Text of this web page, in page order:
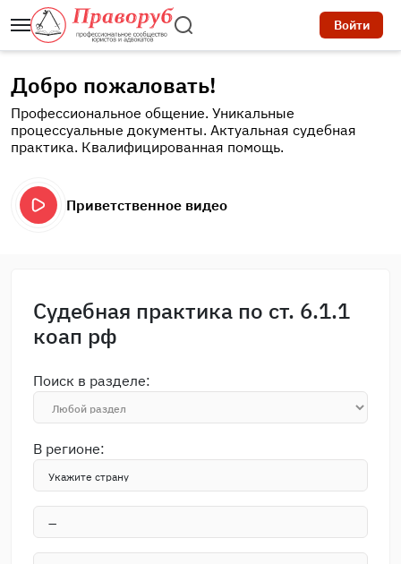
Войти
Добро пожаловать!
Профессиональное общение. Уникальные
процессуальные документы. Актуальная судебная
практика. Квалифицированная помощь.
Приветственное видео
Судебная практика по ст. 6.1.1
коап рф
Поиск в разделе:
В регионе: